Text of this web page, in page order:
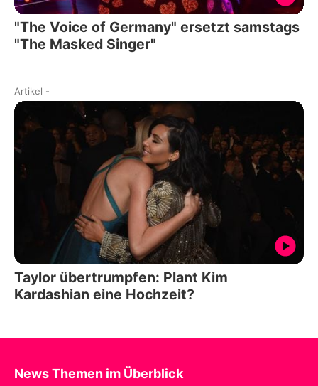
"The Voice of Germany" ersetzt samstags
"The Masked Singer"
Artikel -
Taylor übertrumpfen: Plant Kim
Kardashian eine Hochzeit?
News Themen im Überblick